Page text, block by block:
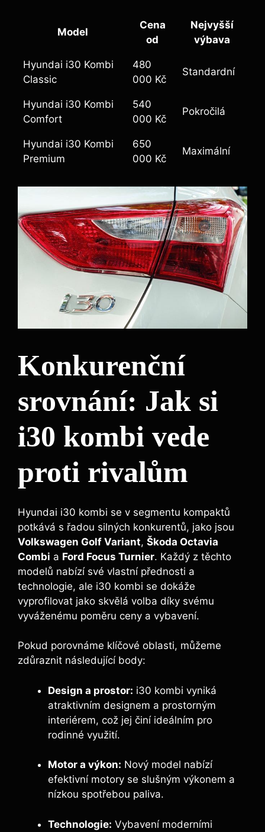
Model
Cena
od
Nejvyšší
výbava
Hyundai i30 Kombi
Classic
480
000 Kč
Standardní
Hyundai i30 Kombi
Comfort
540
000 Kč
Pokročilá
Hyundai i30 Kombi
Premium
650
000 Kč
Maximální
Konkurenční
srovnání: Jak si
i30 kombi vede
proti rivalům
Hyundai i30 kombi se v segmentu kompaktů
potkává s řadou silných konkurentů, jako jsou
Volkswagen Golf Variant, Škoda Octavia
Combi a Ford Focus Turnier. Každý z těchto
modelů nabízí své vlastní přednosti a
technologie, ale i30 kombi se dokáže
vyprofilovat jako skvělá volba díky svému
vyváženému poměru ceny a vybavení.
Pokud porovnáme klíčové oblasti, můžeme
zdůraznit následující body:
Design a prostor: i30 kombi vyniká
atraktivním designem a prostorným
interiérem, což jej činí ideálním pro
rodinné využití.
Motor a výkon: Nový model nabízí
efektivní motory se slušným výkonem a
nízkou spotřebou paliva.
Technologie: Vybavení moderními